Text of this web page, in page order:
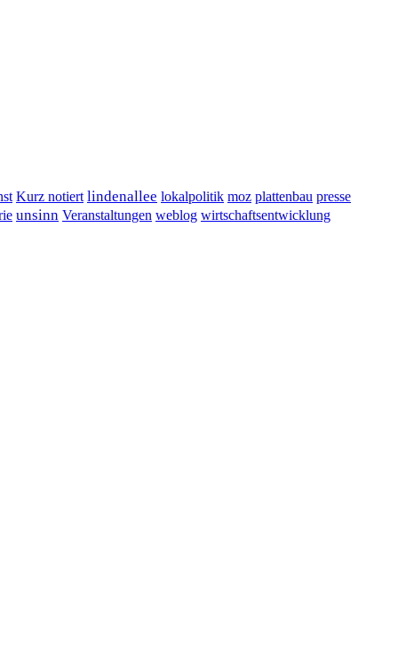
Kurz notiert lindenallee lokalpolitik moz plattenbau presse
unsinn Veranstaltungen weblog wirtschaftsentwicklung